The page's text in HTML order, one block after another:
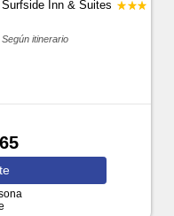
Inn & Suites
Según itinerario